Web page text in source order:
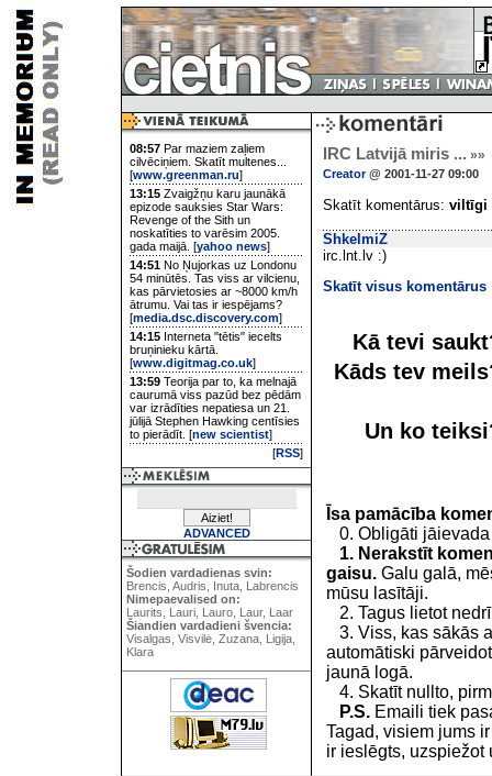
08:57 Par maziem zaļiem
cilvēciņiem. Skatīt multenes...
[www.greenman.ru]
13:15 Zvaigžņu karu jaunākā
epizode sauksies Star Wars:
Revenge of the Sith un
noskatīties to varēsim 2005.
gada maijā. [yahoo news]
14:51 No Ņujorkas uz Londonu
54 minūtēs. Tas viss ar vilcienu,
kas pārvietosies ar ~8000 km/h
ātrumu. Vai tas ir iespējams?
[media.dsc.discovery.com]
14:15 Interneta "tētis" iecelts
bruņinieku kārtā.
[www.digitmag.co.uk]
13:59 Teorija par to, ka melnajā
caurumā viss pazūd bez pēdām
var izrādīties nepatiesa un 21.
jūlijā Stephen Hawking centīsies
to pierādīt. [new scientist]
[RSS]
ADVANCED
Šodien vardadienas svin:
Brencis, Audris, Inuta, Labrencis
Nimepaevalised on:
Laurits, Lauri, Lauro, Laur, Laar
Šiandien vardadieni švencia:
Visalgas, Visvilė, Zuzana, Ligija,
Klara
IRC Latvijā miris ... »»
Creator@ 2001-11-27 09:00
Skatīt komentārus: viltīgi
ShkelmiZ
irc.lnt.lv :)
Skatīt visus komentārus
Kā tevi
Kāds tev
Un ko
Īsa pamācība
0. Obligāti jāievada
1. Nerakstīt
gaisu. Galu galā,
mūsu lasītāji.
2. Tagus lietot
3. Viss, kas sākās
automātiski
jaunā logā.
4. Skatīt nullto,
P.S. Emaili tiek
Tagad, visiem jums
ir ieslēgts, uzspiežot